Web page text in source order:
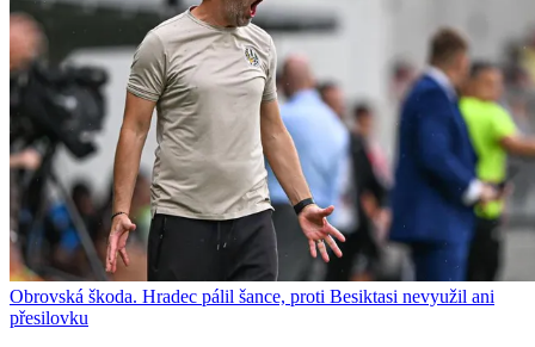
Obrovská škoda. Hradec pálil šance, proti Besiktasi nevyužil ani
přesilovku